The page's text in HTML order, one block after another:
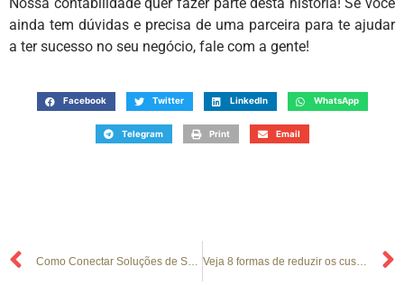
Nossa contabilidade quer fazer parte desta história! Se você
ainda tem dúvidas e precisa de uma parceira para te ajudar
a ter sucesso no seu negócio, fale com a gente!
Facebook Twitter LinkedIn WhatsApp
Telegram Print Email
Como Conectar Soluções de Software e Tornar Sua Empresa Mais Ágil Veja 8 formas de reduzir os custos na sua empresa